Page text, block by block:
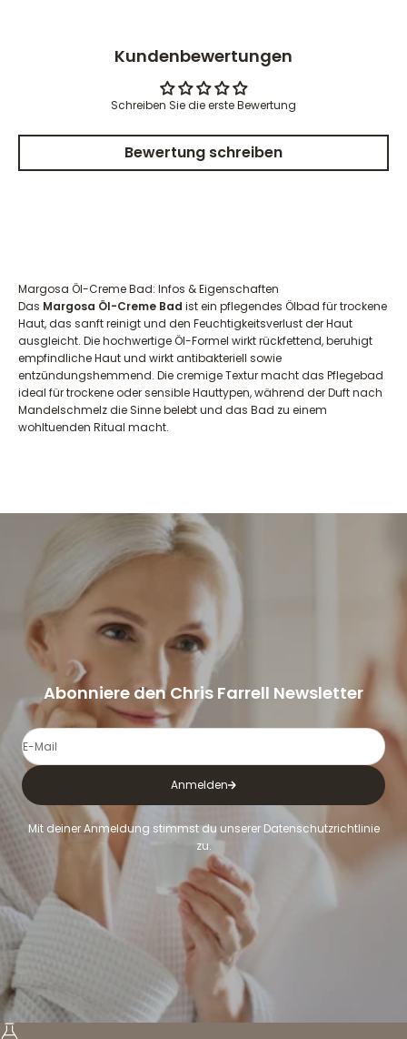
Kundenbewertungen
Schreiben Sie die erste Bewertung
Bewertung schreiben
Margosa Öl-Creme Bad: Infos & Eigenschaften
Das Margosa Öl-Creme Bad ist ein pflegendes Ölbad für trockene
Haut, das sanft reinigt und den Feuchtigkeitsverlust der Haut
ausgleicht. Die hochwertige Öl-Formel wirkt rückfettend, beruhigt
empfindliche Haut und wirkt antibakteriell sowie
entzündungshemmend. Die cremige Textur macht das Pflegebad
ideal für trockene oder sensible Hauttypen, während der Duft nach
Mandelschmelz die Sinne belebt und das Bad zu einem
wohltuenden Ritual macht.
Abonniere denChris Farrell Newsletter
E-Mail
Anmelden
Mit deiner Anmeldung stimmst du unserer Datenschutzrichtlinie
zu.